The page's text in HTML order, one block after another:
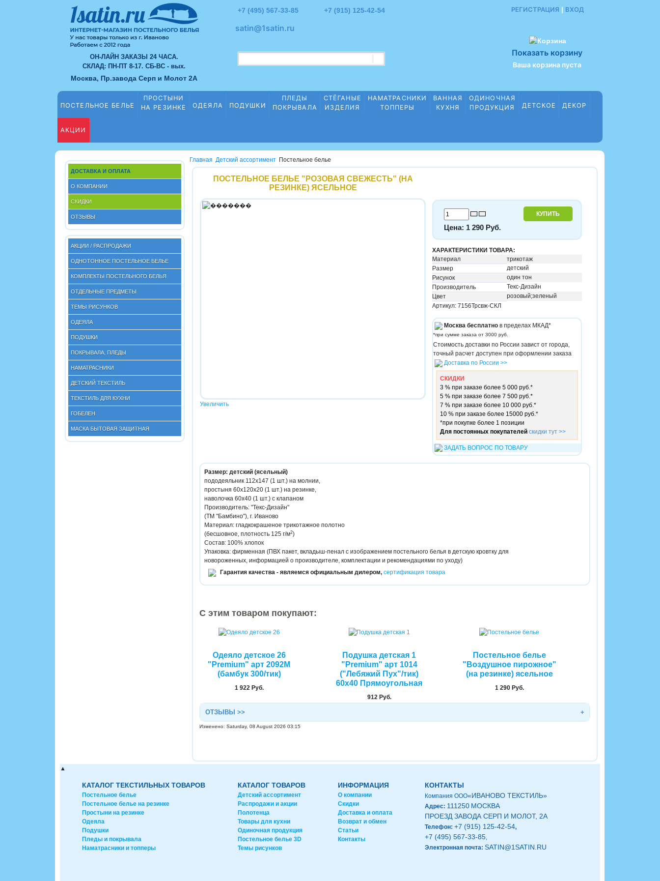
ОН-ЛАЙН ЗАКАЗЫ 24 ЧАСА.
СКЛАД: ПН-ПТ 8-17. СБ-ВС - вых.
Москва, Пр.завода Серп и Молот 2А
+7 (495) 567-33-85 +7 (915) 125-42-54
satin@1satin.ru
РЕГИСТРАЦИЯ | ВХОД
Показать корзину
Ваша корзина пуста
ПОСТЕЛЬНОЕ БЕЛЬЕ
ПРОСТЫНИ
НА РЕЗИНКЕ
ОДЕЯЛА ПОДУШКИ
ПЛЕДЫ
ПОКРЫВАЛА
СТЁГАНЫЕ
ИЗДЕЛИЯ
НАМАТРАСНИКИ
ТОППЕРЫ
ВАННАЯ
КУХНЯ
ОДИНОЧНАЯ
ПРОДУКЦИЯ
ДЕТСКОЕ ДЕКОР
АКЦИИ
ДОСТАВКА И ОПЛАТА
О КОМПАНИИ
СКИДКИ
ОТЗЫВЫ
АКЦИИ / РАСПРОДАЖИ
ОДНОТОННОЕ ПОСТЕЛЬНОЕ БЕЛЬЕ
КОМПЛЕКТЫ ПОСТЕЛЬНОГО БЕЛЬЯ
ОТДЕЛЬНЫЕ ПРЕДМЕТЫ
ТЕМЫ РИСУНКОВ
ОДЕЯЛА
ПОДУШКИ
ПОКРЫВАЛА, ПЛЕДЫ
НАМАТРАСНИКИ
ДЕТСКИЙ ТЕКСТИЛЬ
ТЕКСТИЛЬ ДЛЯ КУХНИ
ГОБЕЛЕН
МАСКА БЫТОВАЯ ЗАЩИТНАЯ
Главная Детский ассортимент Постельное белье
ПОСТЕЛЬНОЕ БЕЛЬЕ "РОЗОВАЯ СВЕЖЕСТЬ" (НА
РЕЗИНКЕ) ЯСЕЛЬНОЕ
Увеличить
Цена: 1 290 Руб.
ХАРАКТЕРИСТИКИ ТОВАРА:
Материал
трикотаж
Размер
детский
Рисунок
один тон
Производитель
Текс-Дизайн
Цвет
розовый;зеленый
Артикул: 7156Трсвж-СКЛ
Москва бесплатно в пределах МКАД*
*при сумме заказа от 3000 руб.
Стоимость доставки по России завист от города,
точный расчет доступен при оформлении заказа
Доставка по России >>
СКИДКИ
3 % при заказе более 5 000 руб.*
5 % при заказе более 7 500 руб.*
7 % при заказе более 10 000 руб.*
10 % при заказе более 15000 руб.*
*при покупке более 1 позиции
Для постоянных покупателейскидки тут >>
ЗАДАТЬ ВОПРОС ПО ТОВАРУ
Размер: детский (ясельный)
пододеяльник 112х147 (1 шт.) на молнии,
простыня 60х120х20 (1 шт.) на резинке,
наволочка 60х40 (1 шт.) с клапаном
Производитель: "Текс-Дизайн"
(ТМ "Бамбино"), г. Иваново
Материал: гладкокрашеное трикотажное полотно
(бесшовное, плотность 125 г/м2)
Состав: 100% хлопок
Упаковка: фирменная (ПВХ пакет, вкладыш-пенал с изображением постельного белья в детскую кровтку для
новороженных, информацией о производителе, комплектации и рекомендациями по уходу)
Гарантия качества - являемся официальным дилером, сертификация товара
С этим товаром покупают:
Одеяло детское 26
"Premium" арт 2092М
(бамбук 300/тик)
1 922 Руб.
Подушка детская 1
"Premium" арт 1014
("Лебяжий Пух"/тик)
60х40 Прямоугольная
912 Руб.
Постельное белье
"Воздушное пирожное"
(на резинке) ясельное
1 290 Руб.
ОТЗЫВЫ >>
Изменено: Saturday, 08 August 2026 03:15
▲
КАТАЛОГ ТЕКСТИЛЬНЫХ ТОВАРОВ
Постельное белье
Постельное белье на резинке
Простыни на резинке
Одеяла
Подушки
Пледы и покрывала
Наматрасники и топперы
КАТАЛОГ ТОВАРОВ
Детский ассортимент
Распродажи и акции
Полотенца
Товары для кухни
Одиночная продукция
Постельное белье 3D
Темы рисунков
ИНФОРМАЦИЯ
О компании
Скидки
Доставка и оплата
Возврат и обмен
Статьи
Контакты
КОНТАКТЫ
Компания ООО«ИВАНОВО ТЕКСТИЛЬ»
Адрес: 111250 МОСКВА
ПРОЕЗД ЗАВОДА СЕРП И МОЛОТ, 2А
Телефон: +7 (915) 125-42-54,
+7 (495) 567-33-85,
Электронная почта: SATIN@1SATIN.RU